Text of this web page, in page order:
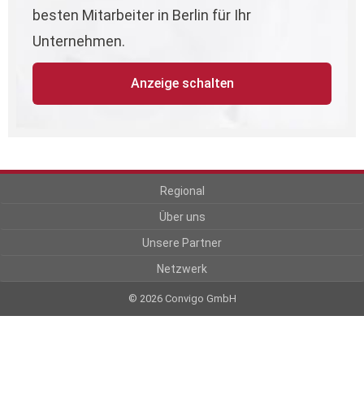
besten Mitarbeiter in Berlin für Ihr
Unternehmen.
Anzeige schalten
Regional
Über uns
Unsere Partner
Netzwerk
© 2026 Convigo GmbH